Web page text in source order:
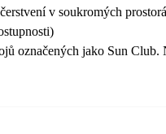
v soukromých
označených jako Sun